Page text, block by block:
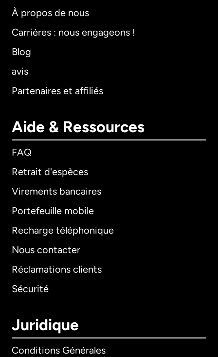
À propos de nous
Carrières : nous engageons !
Blog
avis
Partenaires et affiliés
Aide & Ressources
FAQ
Retrait d'espèces
Virements bancaires
Portefeuille mobile
Recharge téléphonique
Nous contacter
Réclamations clients
Sécurité
Juridique
Conditions Générales